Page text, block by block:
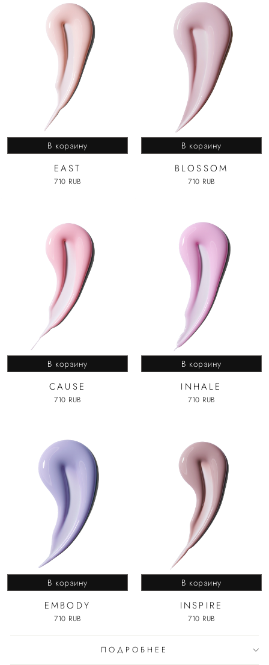
В корзину
EAST
710 RUB
В корзину
BLOSSOM
710 RUB
В корзину
CAUSE
710 RUB
В корзину
INHALE
710 RUB
В корзину
EMBODY
710 RUB
В корзину
INSPIRE
710 RUB
ПОДРОБНЕЕ